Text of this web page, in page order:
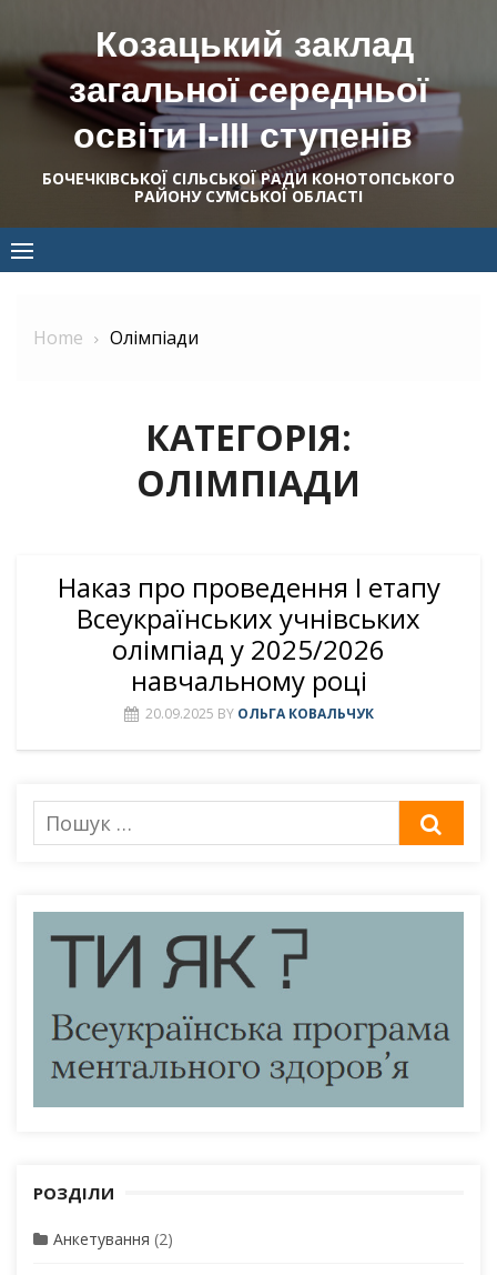
content
Козацький заклад
загальної середньої
освіти І-ІІІ ступенів
БОЧЕЧКІВСЬКОЇ СІЛЬСЬКОЇ РАДИ КОНОТОПСЬКОГО
РАЙОНУ СУМСЬКОЇ ОБЛАСТІ
Home Олімпіади
КАТЕГОРІЯ:
ОЛІМПІАДИ
Наказ про проведення І етапу
Всеукраїнських учнівських
олімпіад у 2025/2026
навчальному році
20.09.2025 BY ОЛЬГА КОВАЛЬЧУК
Пошук
для:
РОЗДІЛИ
Анкетування (2)